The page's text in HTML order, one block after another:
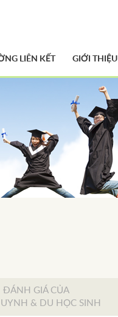
LIÊN KẾT GIỚI THIỆU
ĐÁNH GIÁ CỦA
& DU HỌC SINH